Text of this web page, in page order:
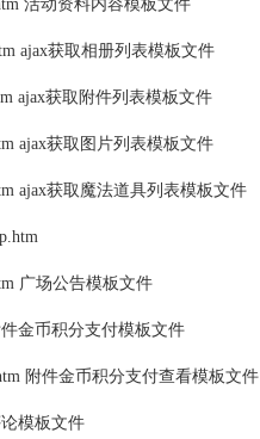
活动资料内容模板文件
ajax获取相册列表模板文件
ajax获取附件列表模板文件
ajax获取图片列表模板文件
ajax获取魔法道具列表模板文件
广场公告模板文件
件金币积分支付模板文件
附件金币积分支付查看模板文件
论模板文件